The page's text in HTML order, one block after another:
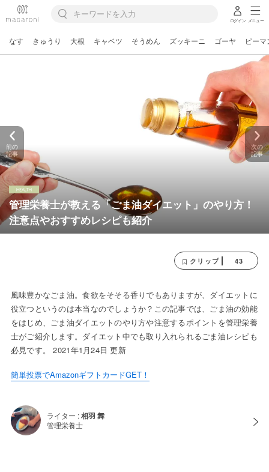
ログイン メニュー
なす きゅうり 大根 キャベツ そうめん ズッキーニ ゴーヤ ピーマ
管理栄養士が教える「ごま油ダイエット」のやり方！
注意点やおすすめレシピも紹介
前の
記事
次の
記事
クリップ 43
風味豊かなごま油。食欲をそそる香りでもありますが、ダイエットに
役立つというのは本当なのでしょうか？この記事では、ごま油の効能
をはじめ、ごま油ダイエットのやり方や注意するポイントを管理栄養
士がご紹介します。ダイエット中でも取り入れられるごま油レシピも
必見です。 2021年1月24日 更新
簡単投票でAmazonギフトカードGET！
ライター :相羽 舞
管理栄養士